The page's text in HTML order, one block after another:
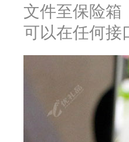
文件至保险箱
可以在任何接